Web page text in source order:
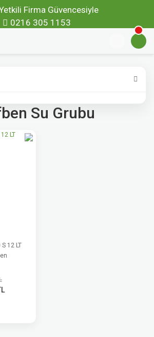
Firma Güvencesiyle
0216 305 1153
Su Grubu
12 LT